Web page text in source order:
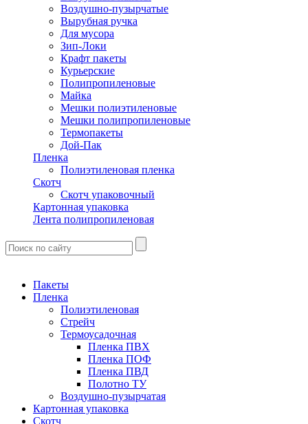
Воздушно-пузырчатые
Вырубная ручка
Для мусора
Зип-Локи
Крафт пакеты
Курьерские
Полипропиленовые
Майка
Мешки полиэтиленовые
Мешки полипропиленовые
Термопакеты
Дой-Пак
Пленка
Полиэтиленовая пленка
Скотч
Скотч упаковочный
Картонная упаковка
Лента полипропиленовая
Пакеты
Пленка
Полиэтиленовая
Стрейч
Термоусадочная
Пленка ПВХ
Пленка ПОФ
Пленка ПВД
Полотно ТУ
Воздушно-пузырчатая
Картонная упаковка
Скотч